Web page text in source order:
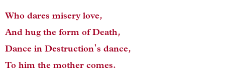
Who dares misery love,
And hug the form of Death,
Dance in Destruction’s dance,
To him the mother comes.